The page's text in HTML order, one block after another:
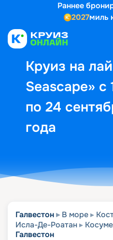
Раннее
2027миль
Круиз на
Seascape» с
по 24
года
Выбор
Галвестон В море
Исла-Де-Роатан
Галвестон